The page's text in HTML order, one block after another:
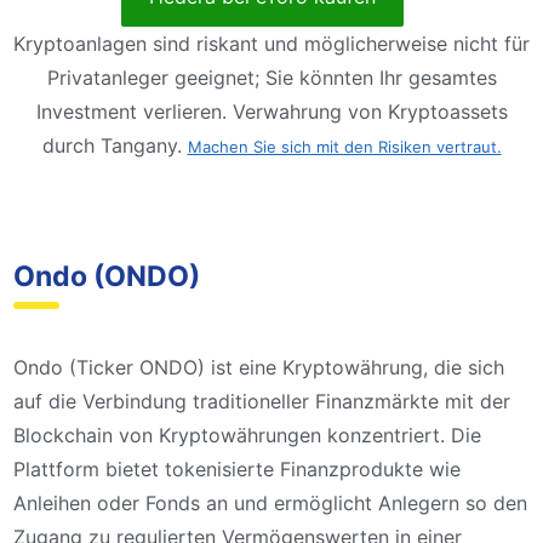
Kryptoanlagen sind riskant und möglicherweise nicht für
Privatanleger geeignet; Sie könnten Ihr gesamtes
Investment verlieren. Verwahrung von Kryptoassets
durch Tangany. Machen Sie sich mit den Risiken vertraut.
Ondo (ONDO)
Ondo (Ticker ONDO) ist eine Kryptowährung, die sich
auf die Verbindung traditioneller Finanzmärkte mit der
Blockchain von Kryptowährungen konzentriert. Die
Plattform bietet tokenisierte Finanzprodukte wie
Anleihen oder Fonds an und ermöglicht Anlegern so den
Zugang zu regulierten Vermögenswerten in einer